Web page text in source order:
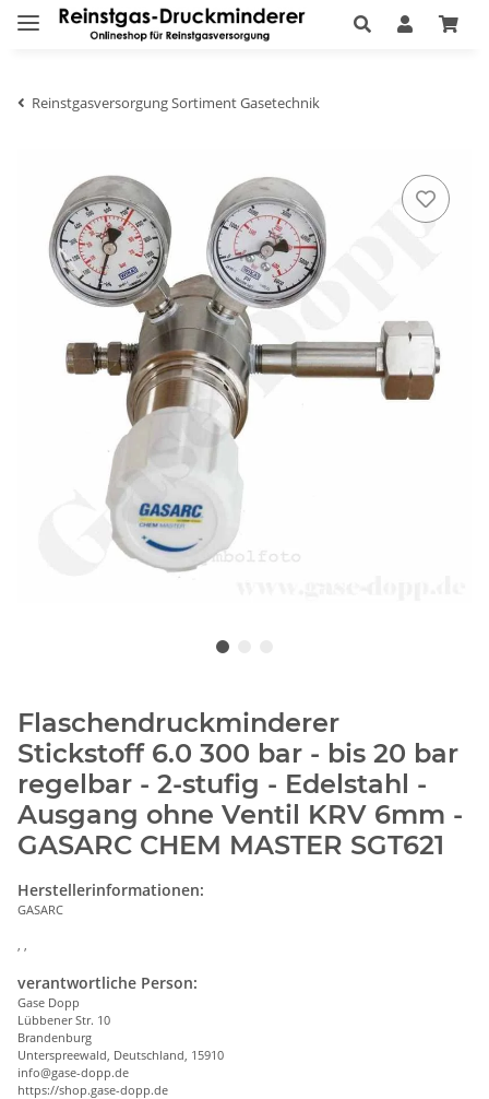
Reinstgasversorgung Sortiment Gasetechnik
Flaschendruckminderer
Stickstoff 6.0 300 bar - bis 20 bar
regelbar - 2-stufig - Edelstahl -
Ausgang ohne Ventil KRV 6mm -
GASARC CHEM MASTER SGT621
Herstellerinformationen:
GASARC
verantwortliche Person:
Gase Dopp
Lübbener Str. 10
Brandenburg
Unterspreewald, Deutschland, 15910
info@gase-dopp.de
https://shop.gase-dopp.de